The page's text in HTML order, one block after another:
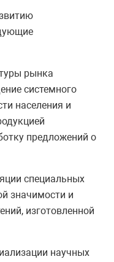
рынка
системного
населения и
предложений о
специальных
значимости и
изготовленной
научных